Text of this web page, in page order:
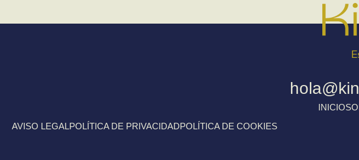
INICIO
AVISO LEGALPOLÍTICA DE PRIVACIDADPOLÍTICA DE COOKIES